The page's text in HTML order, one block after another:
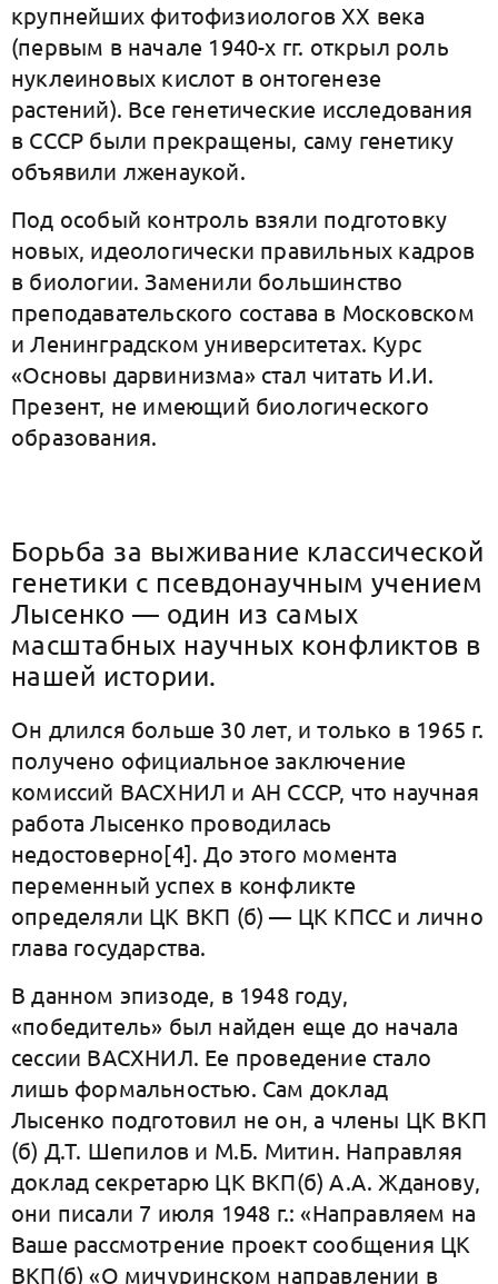
крупнейших фитофизиологов XX века
(первым в начале 1940-х гг. открыл роль
нуклеиновых кислот в онтогенезе
растений). Все генетические исследования
в СССР были прекращены, саму генетику
объявили лженаукой.
Под особый контроль взяли подготовку
новых, идеологически правильных кадров
в биологии. Заменили большинство
преподавательского состава в Московском
и Ленинградском университетах. Курс
«Основы дарвинизма» стал читать И.И.
Презент, не имеющий биологического
образования.
Борьба за выживание классической
генетики с псевдонаучным учением
Лысенко — один из самых
масштабных научных конфликтов в
нашей истории.
Он длился больше 30 лет, и только в 1965 г.
получено официальное заключение
комиссий ВАСХНИЛ и АН СССР, что научная
работа Лысенко проводилась
недостоверно[4]. До этого момента
переменный успех в конфликте
определяли ЦК ВКП (б) — ЦК КПСС и лично
глава государства.
В данном эпизоде, в 1948 году,
«победитель» был найден еще до начала
сессии ВАСХНИЛ. Ее проведение стало
лишь формальностью. Сам доклад
Лысенко подготовил не он, а члены ЦК ВКП
(б) Д.Т. Шепилов и М.Б. Митин. Направляя
доклад секретарю ЦК ВКП(б) А.А. Жданову,
они писали 7 июля 1948 г.: «Направляем на
Ваше рассмотрение проект сообщения ЦК
ВКП(б) «О мичуринском направлении в